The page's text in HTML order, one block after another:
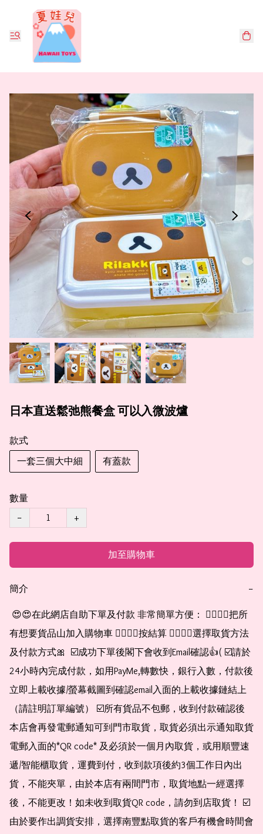
日本直送鬆弛熊餐盒 可以入微波爐
款式
一套三個大中細
有蓋款
數量
−
+
加至購物車
簡介 −
有想要貨品山加入購物車 👉🏻👉🏻按結算 👉🏻👉🏻選擇取貨方法
及付款方式🎀  ☑️成功下單後閣下會收到Email確認👍( ☑️請於
24小時內完成付款，如用PayMe,轉數快，銀行入數，付款後
立即上載收據/螢幕截圖到確認email入面的上載收據鏈結上
（請註明訂單編號） ☑️所有貨品不包郵，收到付款確認後
本店會再發電郵通知可到門市取貨，取貨必須出示通知取貨
電郵入面的*QR code* 及必須於一個月內取貨，或用順豐速
遞/智能櫃取貨，運費到付，收到款項後約3個工作日內出
貨，不能夾單，由於本店有兩間門市，取貨地點一經選擇
後，不能更改！如未收到取貨QR code，請勿到店取貨！ ☑️
由於要作出調貨安排，選擇南豐點取貨的客戶有機會時間會